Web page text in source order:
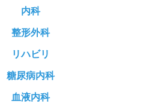
内科
整形外科
リハビリ
糖尿病内科
血液内科